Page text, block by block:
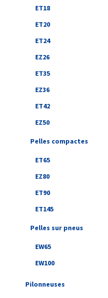
ET18
ET20
ET24
EZ26
ET35
EZ36
ET42
EZ50
Pelles compactes
ET65
EZ80
ET90
ET145
Pelles sur pneus
EW65
EW100
Pilonneuses